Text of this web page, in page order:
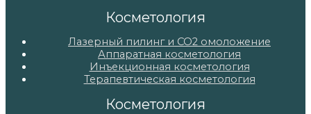
Косметология
Лазерный пилинг и СО2 омоложение
Аппаратная косметология
Инъекционная косметология
Терапевтическая косметология
Косметология